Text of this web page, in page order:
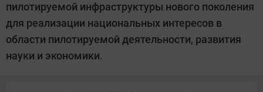
пилотируемой инфраструктуры нового поколения
для реализации национальных интересов в
области пилотируемой деятельности, развития
науки и экономики.